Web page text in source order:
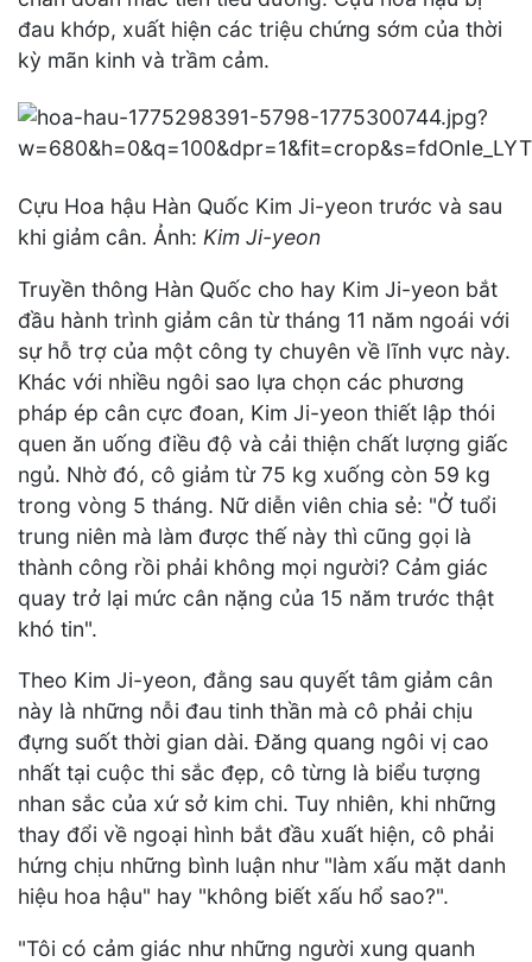
đau khớp, xuất hiện các triệu chứng sớm của thời
kỳ mãn kinh và trầm cảm.
Cựu Hoa hậu Hàn Quốc Kim Ji-yeon trước và sau
khi giảm cân. Ảnh: Kim Ji-yeon
Truyền thông Hàn Quốc cho hay Kim Ji-yeon bắt
đầu hành trình giảm cân từ tháng 11 năm ngoái với
sự hỗ trợ của một công ty chuyên về lĩnh vực này.
Khác với nhiều ngôi sao lựa chọn các phương
pháp ép cân cực đoan, Kim Ji-yeon thiết lập thói
quen ăn uống điều độ và cải thiện chất lượng giấc
ngủ. Nhờ đó, cô giảm từ 75 kg xuống còn 59 kg
trong vòng 5 tháng. Nữ diễn viên chia sẻ: "Ở tuổi
trung niên mà làm được thế này thì cũng gọi là
thành công rồi phải không mọi người? Cảm giác
quay trở lại mức cân nặng của 15 năm trước thật
khó tin".
Theo Kim Ji-yeon, đằng sau quyết tâm giảm cân
này là những nỗi đau tinh thần mà cô phải chịu
đựng suốt thời gian dài. Đăng quang ngôi vị cao
nhất tại cuộc thi sắc đẹp, cô từng là biểu tượng
nhan sắc của xứ sở kim chi. Tuy nhiên, khi những
thay đổi về ngoại hình bắt đầu xuất hiện, cô phải
hứng chịu những bình luận như "làm xấu mặt danh
hiệu hoa hậu" hay "không biết xấu hổ sao?".
"Tôi có cảm giác như những người xung quanh